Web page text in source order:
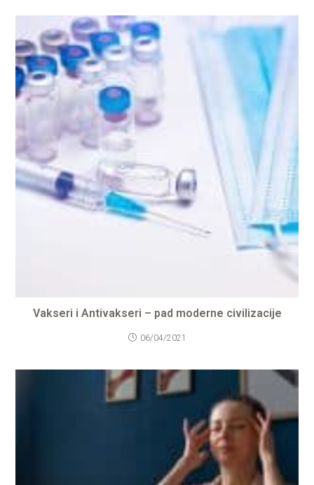
Vakseri i Antivakseri – pad moderne civilizacije
06/04/2021